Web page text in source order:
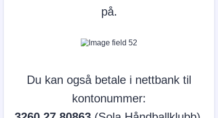
på.
Du kan også betale i nettbank til
kontonummer: